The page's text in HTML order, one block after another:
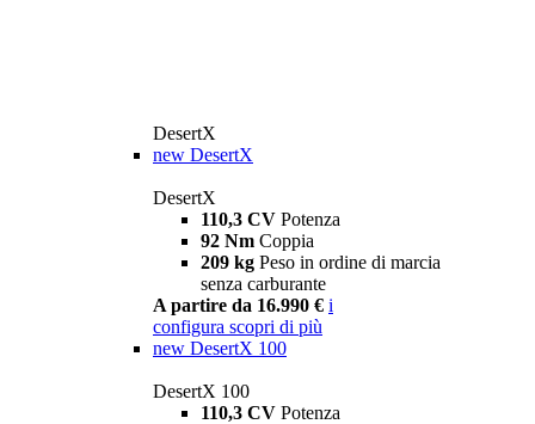
DesertX
new DesertX
DesertX
110,3 CV Potenza
92 Nm Coppia
209 kg Peso in ordine di marcia
senza carburante
A partire da 16.990 € i
configura scopri di più
new DesertX 100
DesertX 100
110,3 CV Potenza